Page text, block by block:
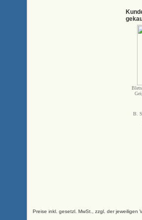
B.
Preise inkl. gesetzl. MwSt., zzgl. der jeweiligen